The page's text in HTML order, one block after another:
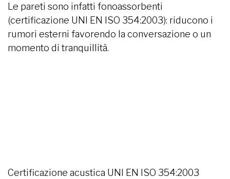
Le pareti sono infatti fonoassorbenti
(certificazione UNI EN ISO 354:2003): riducono i
rumori esterni favorendo la conversazione o un
momento di tranquillità.
Certificazione acustica UNI EN ISO 354:2003